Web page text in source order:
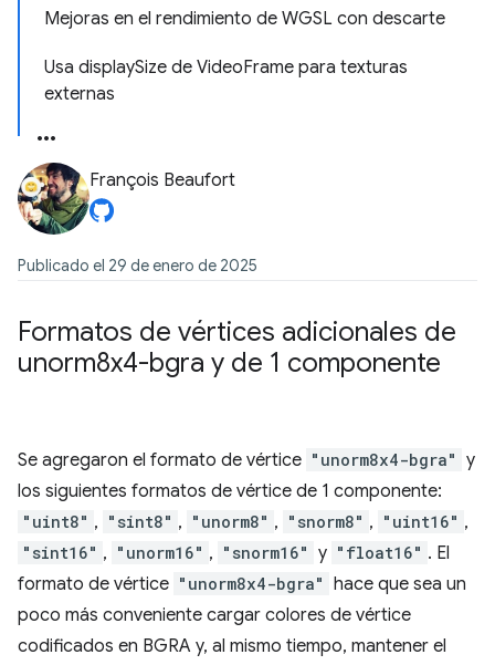
Mejoras en el rendimiento de WGSL con descarte
Usa displaySize de VideoFrame para texturas
externas
François Beaufort
Publicado el 29 de enero de 2025
Formatos de vértices adicionales de
unorm8x4-bgra y de 1 componente
Se agregaron el formato de vértice "unorm8x4-bgra" y
los siguientes formatos de vértice de 1 componente:
"uint8" , "sint8" , "unorm8" , "snorm8" , "uint16" ,
"sint16" , "unorm16" , "snorm16" y "float16" . El
formato de vértice "unorm8x4-bgra" hace que sea un
poco más conveniente cargar colores de vértice
codificados en BGRA y, al mismo tiempo, mantener el